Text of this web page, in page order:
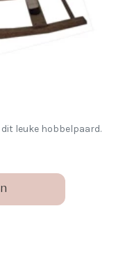
dit leuke hobbelpaard.